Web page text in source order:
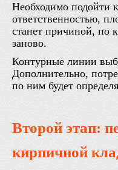
Необходимо подойти
ответственностью,
станет причиной, по
заново.
Контурные линии
Дополнительно,
по ним будет
Второй этап:
кирпичной